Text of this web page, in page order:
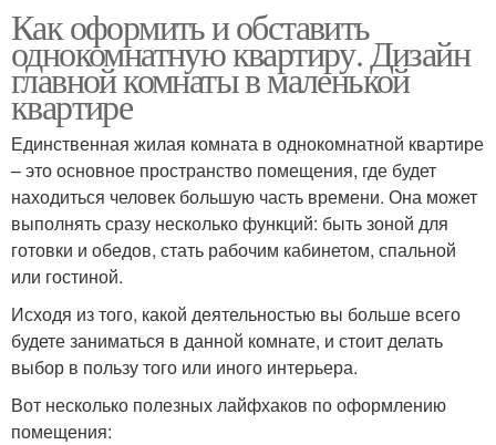
Как оформить и обставить
однокомнатную квартиру. Дизайн
главной комнаты в маленькой
квартире
Единственная жилая комната в однокомнатной квартире
– это основное пространство помещения, где будет
находиться человек большую часть времени. Она может
выполнять сразу несколько функций: быть зоной для
готовки и обедов, стать рабочим кабинетом, спальной
или гостиной.
Исходя из того, какой деятельностью вы больше всего
будете заниматься в данной комнате, и стоит делать
выбор в пользу того или иного интерьера.
Вот несколько полезных лайфхаков по оформлению
помещения: